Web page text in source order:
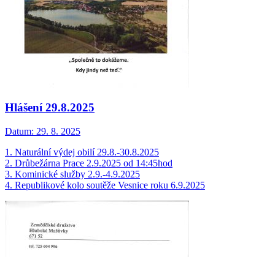
Hlášení 29.8.2025
Datum: 29. 8. 2025
1. Naturální výdej obilí 29.8.-30.8.2025
2. Drůbežárna Prace 2.9.2025 od 14:45hod
3. Kominické služby 2.9.-4.9.2025
4. Republikové kolo soutěže Vesnice roku 6.9.2025